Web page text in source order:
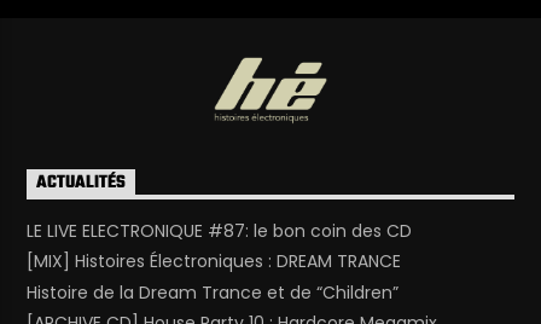
ACTUALITÉS
LE LIVE ELECTRONIQUE #87: le bon coin des CD
[MIX] Histoires Électroniques : DREAM TRANCE
Histoire de la Dream Trance et de “Children”